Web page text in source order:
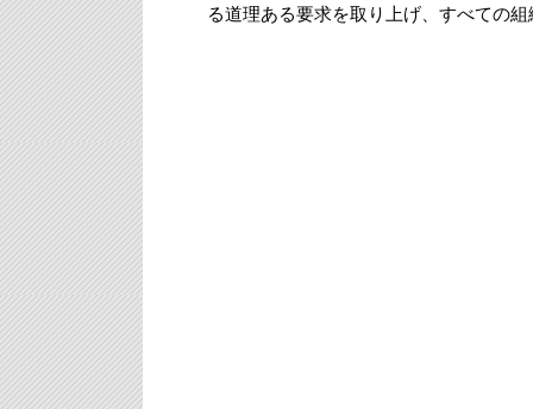
る道理ある要求を取り上げ、すべての